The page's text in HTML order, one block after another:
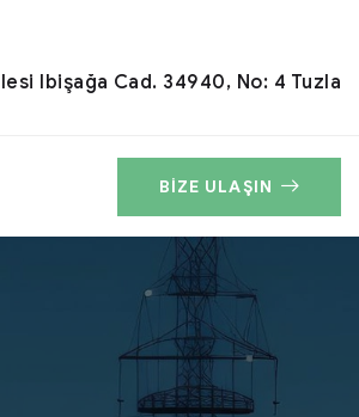
Ibişağa Cad. 34940, No: 4 Tuzla
BIZE ULAŞIN